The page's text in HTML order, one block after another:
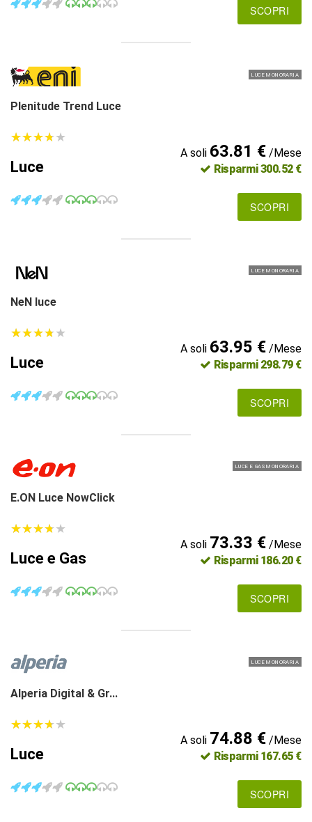
SCOPRI
LUCE MONORARIA
Plenitude Trend Luce
★★★★★
★★★★★
Luce
A soli 63.81 €/Mese
Risparmi 300.52 €
SCOPRI
LUCE MONORARIA
NeN luce
★★★★★
★★★★★
Luce
A soli 63.95 €/Mese
Risparmi 298.79 €
SCOPRI
LUCE E GAS MONORARIA
E.ON Luce NowClick
★★★★★
★★★★★
Luce e Gas
A soli 73.33 €/Mese
Risparmi 186.20 €
SCOPRI
LUCE MONORARIA
Alperia Digital & Gr...
★★★★★
★★★★★
Luce
A soli 74.88 €/Mese
Risparmi 167.65 €
SCOPRI